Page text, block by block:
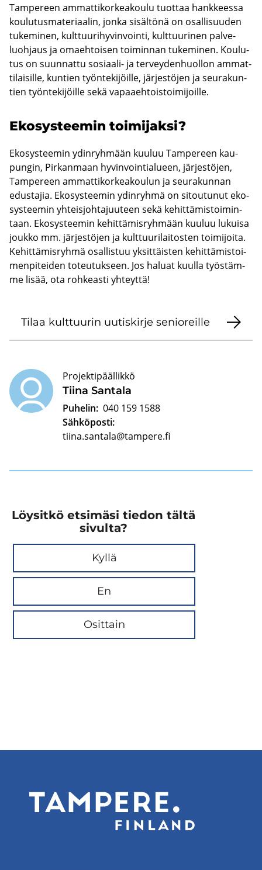
Tam­pe­reen am­mat­ti­kor­kea­kou­lu tuot­taa hank­kees­sa
kou­lu­tus­ma­te­ri­aa­lin, jonka si­säl­tö­nä on osal­li­suu­den
tu­ke­mi­nen, kult­tuu­ri­hy­vin­voin­ti, kult­tuu­ri­nen pal­ve­
luoh­jaus ja omaeh­toi­sen toi­min­nan tu­ke­mi­nen. Kou­lu­
tus on suun­nat­tu sosiaali-​ ja ter­vey­den­huol­lon am­mat­
ti­lai­sil­le, kun­tien työn­te­ki­jöil­le, jär­jes­tö­jen ja seu­ra­kun­
tien työn­te­ki­jöil­le sekä va­paa­eh­tois­toi­mi­joil­le.
Eko­sys­tee­min toi­mi­jak­si?
Eko­sys­tee­min ydin­ryh­mään kuu­luu Tam­pe­reen kau­
pun­gin, Pir­kan­maan hy­vin­voin­tia­lu­een, jär­jes­tö­jen,
Tam­pe­reen am­mat­ti­kor­kea­kou­lun ja seu­ra­kun­nan
edus­ta­jia. Eko­sys­tee­min ydin­ryh­mä on si­tou­tu­nut eko­
sys­tee­min yh­teis­joh­ta­juu­teen sekä ke­hit­tä­mis­toi­min­
taan. Eko­sys­tee­min ke­hit­tä­mis­ryh­mään kuu­luu lu­kui­sa
jouk­ko mm. jär­jes­tö­jen ja kult­tuu­ri­lai­tos­ten toi­mi­joi­ta.
Ke­hit­tä­mis­ryh­mä osal­lis­tuu yk­sit­täis­ten ke­hit­tä­mis­toi­
men­pi­tei­den to­teu­tuk­seen. Jos ha­luat kuul­la työs­täm­
me lisää, ota roh­keas­ti yh­teyt­tä!
Tilaa kult­tuu­rin uutis­kirje se­nio­reil­le
Tiina San­ta­la
Projektipäällikkö
Puhelin: 040 159 1588
Sähköposti:
tiina.santala@tampere.fi
Löysitkö etsimäsi tiedon tältä
sivulta?
Kyllä
En
Osittain